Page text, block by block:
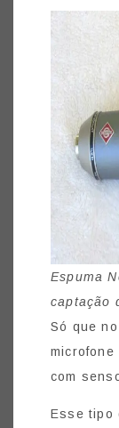
Espuma
captação
Só que
microfone
com
Esse tipo